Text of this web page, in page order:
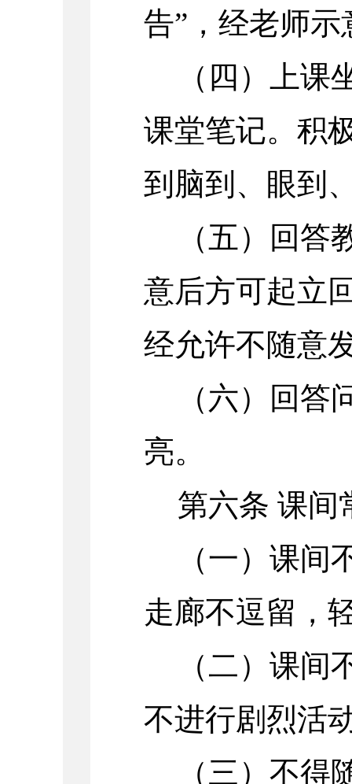
告”，经老师
（四）上
课堂笔记。积
到脑到、眼到
（五）回
意后方可起立
经允许不随意
（六）回
亮。
第六条 课间
（一）课
走廊不逗留，
（二）课
不进行剧烈活
（三）不得